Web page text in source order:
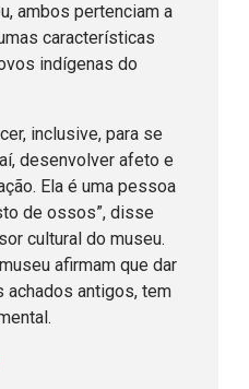
ambos pertenciam a
características
indígenas do
inclusive, para se
desenvolver afeto e
Ela é uma pessoa
de ossos”, disse
cultural do museu.
afirmam que dar
achados antigos, tem